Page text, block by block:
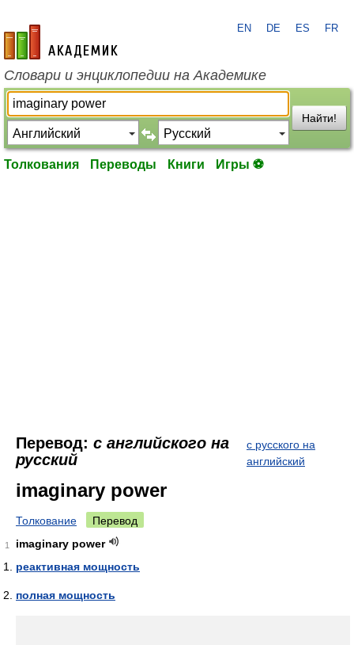
academic.ru
EN DE ES FR
Словари и энциклопедии на Академике
Найти!
Толкования Переводы Книги Игры ⚽
Перевод: с английского на
русский
с русского на
английский
imaginary power
Толкование Перевод
1
imaginary power
реактивная мощность
полная мощность